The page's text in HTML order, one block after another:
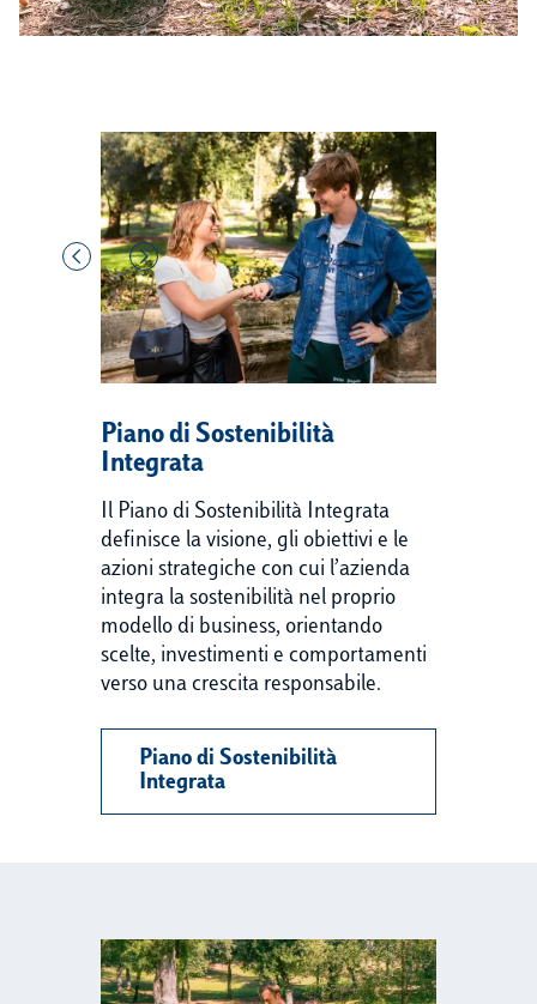
Piano di Sostenibilità
Integrata
Il Piano di Sostenibilità Integrata
definisce la visione, gli obiettivi e le
azioni strategiche con cui l’azienda
integra la sostenibilità nel proprio
modello di business, orientando
scelte, investimenti e comportamenti
verso una crescita responsabile.
Piano di Sostenibilità
Integrata